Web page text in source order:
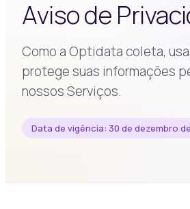
Aviso de
Como a Optidata coleta,
protege suas informações
nossos Serviços.
Data de vigência: 30 de dezembro